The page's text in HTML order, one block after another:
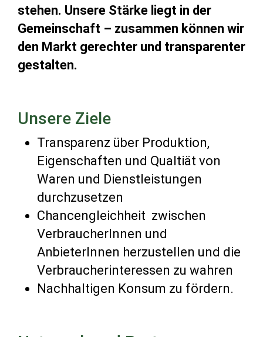
stehen. Unsere Stärke liegt in der
Gemeinschaft – zusammen können wir
den Markt gerechter und transparenter
gestalten.
Unsere Ziele
Transparenz über Produktion,
Eigenschaften und Qualtiät von
Waren und Dienstleistungen
durchzusetzen
Chancengleichheit zwischen
VerbraucherInnen und
AnbieterInnen herzustellen und die
Verbraucherinteressen zu wahren
Nachhaltigen Konsum zu fördern.